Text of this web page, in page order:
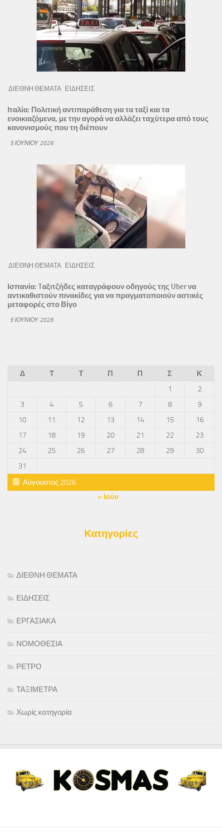
ΔΙΕΘΝΗ ΘΕΜΑΤΑ ΕΙΔΗΣΕΙΣ
Ιταλία: Πολιτική αντιπαράθεση για τα ταξί και τα
ενοικιαζόμενα, με την αγορά να αλλάζει ταχύτερα από τους
κανονισμούς που τη διέπουν
5 ΙΟΥΝΊΟΥ 2026
ΔΙΕΘΝΗ ΘΕΜΑΤΑ ΕΙΔΗΣΕΙΣ
Ισπανία: Tαξιτζήδες καταγράφουν οδηγούς της Uber να
αντικαθιστούν πινακίδες για να πραγματοποιούν αστικές
μεταφορές στο Βίγο
5 ΙΟΥΝΊΟΥ 2026
Αύγουστος 2026
Δ Τ Τ Π Π Σ
Κ
1
2
3
4 5 6 7 8
9
10
11 12 13 14 15
16
17
18 19 20 21 22
23
24
25 26 27 28 29
30
31
« Ιούν
Κατηγορίες
ΔΙΕΘΝΗ ΘΕΜΑΤΑ
ΕΙΔΗΣΕΙΣ
ΕΡΓΑΣΙΑΚΑ
ΝΟΜΟΘΕΣΙΑ
ΡΕΤΡΟ
ΤΑΞΙΜΕΤΡΑ
Χωρίς κατηγορία